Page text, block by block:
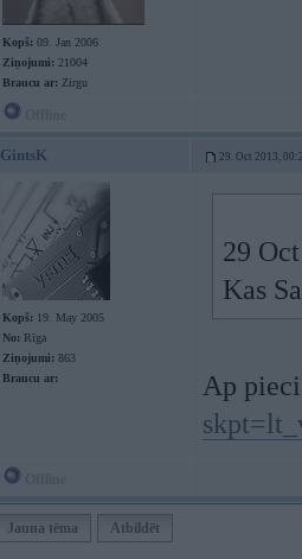
Kopš: 09. Jan 2006
Ziņojumi: 21004
Braucu ar: Zirgu
GintsK 29. Oct 2013,
Kopš: 19. May 2005
No: Rīga
Ziņojumi: 863
Braucu ar:
29
Kas
Ap
Jauna tēma Atbildēt